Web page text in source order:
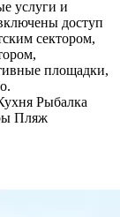
услуги и
доступ
сектором,
площадки,
Рыбалка
Пляж